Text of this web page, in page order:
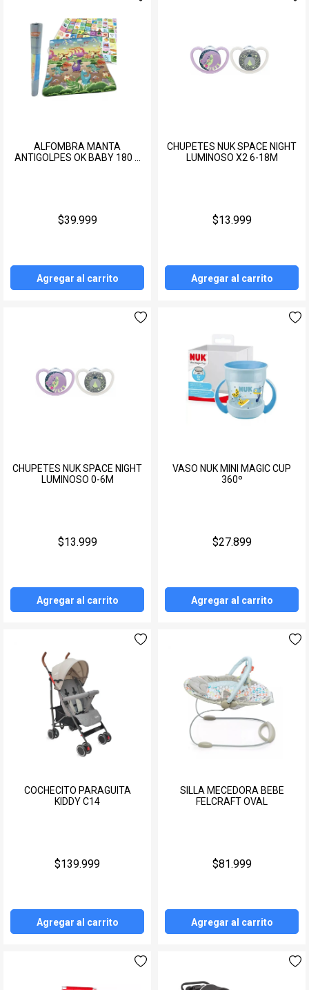
ALFOMBRA MANTA
ANTIGOLPES OK BABY 180 X
$39.999
Agregar al carrito
CHUPETES NUK SPACE NIGHT
LUMINOSO X2 6-18M
$13.999
Agregar al carrito
CHUPETES NUK SPACE NIGHT
LUMINOSO 0-6M
$13.999
Agregar al carrito
VASO NUK MINI MAGIC CUP
360º
$27.899
Agregar al carrito
COCHECITO PARAGUITA
KIDDY C14
$139.999
Agregar al carrito
SILLA MECEDORA BEBE
FELCRAFT OVAL
$81.999
Agregar al carrito